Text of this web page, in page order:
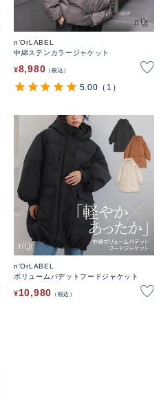
n'OrLABEL
中綿ステンカラージャケット
¥8,980 税込
5.00 （1）
n'OrLABEL
ボリュームパデットフードジャケット
¥10,980 税込